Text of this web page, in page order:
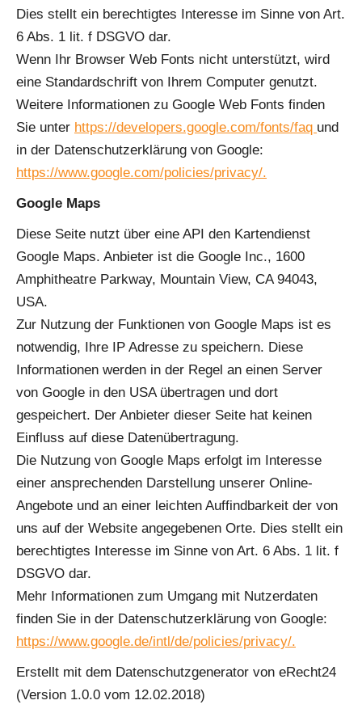
Dies stellt ein berechtigtes Interesse im Sinne von Art.
6 Abs. 1 lit. f DSGVO dar.
Wenn Ihr Browser Web Fonts nicht unterstützt, wird
eine Standardschrift von Ihrem Computer genutzt.
Weitere Informationen zu Google Web Fonts finden
Sie unter https://developers.google.com/fonts/faq und
in der Datenschutzerklärung von Google:
https://www.google.com/policies/privacy/.
Google Maps
Diese Seite nutzt über eine API den Kartendienst
Google Maps. Anbieter ist die Google Inc., 1600
Amphitheatre Parkway, Mountain View, CA 94043,
USA.
Zur Nutzung der Funktionen von Google Maps ist es
notwendig, Ihre IP Adresse zu speichern. Diese
Informationen werden in der Regel an einen Server
von Google in den USA übertragen und dort
gespeichert. Der Anbieter dieser Seite hat keinen
Einfluss auf diese Datenübertragung.
Die Nutzung von Google Maps erfolgt im Interesse
einer ansprechenden Darstellung unserer Online-
Angebote und an einer leichten Auffindbarkeit der von
uns auf der Website angegebenen Orte. Dies stellt ein
berechtigtes Interesse im Sinne von Art. 6 Abs. 1 lit. f
DSGVO dar.
Mehr Informationen zum Umgang mit Nutzerdaten
finden Sie in der Datenschutzerklärung von Google:
https://www.google.de/intl/de/policies/privacy/.
Erstellt mit dem Datenschutzgenerator von eRecht24
(Version 1.0.0 vom 12.02.2018)